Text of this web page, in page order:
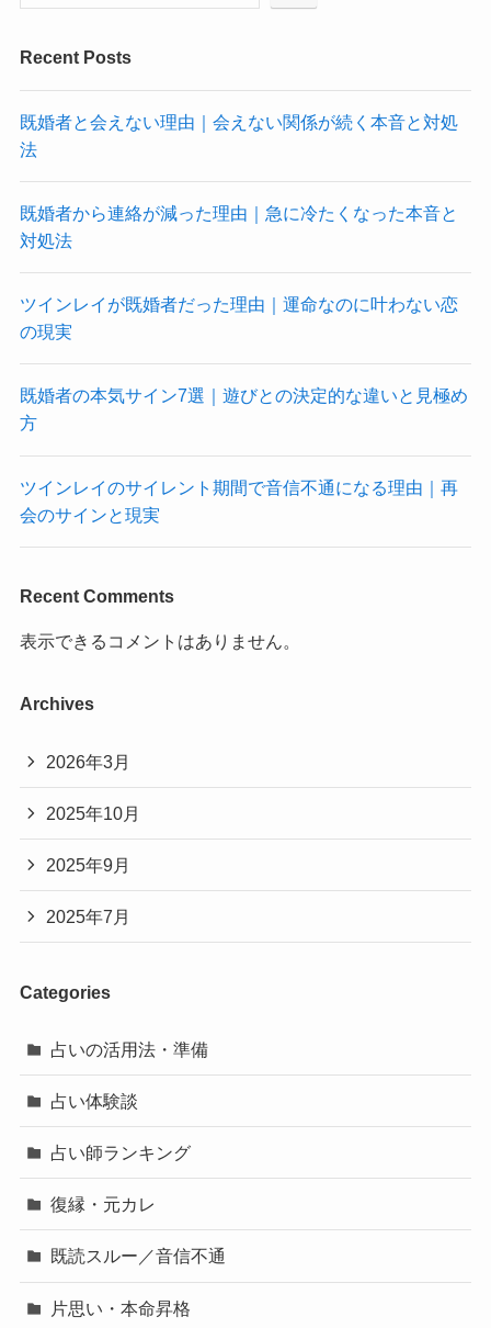
Recent Posts
既婚者と会えない理由｜会えない関係が続く本音と対処
法
既婚者から連絡が減った理由｜急に冷たくなった本音と
対処法
ツインレイが既婚者だった理由｜運命なのに叶わない恋
の現実
既婚者の本気サイン7選｜遊びとの決定的な違いと見極め
方
ツインレイのサイレント期間で音信不通になる理由｜再
会のサインと現実
Recent Comments
表示できるコメントはありません。
Archives
2026年3月
2025年10月
2025年9月
2025年7月
Categories
占いの活用法・準備
占い体験談
占い師ランキング
復縁・元カレ
既読スルー／音信不通
片思い・本命昇格